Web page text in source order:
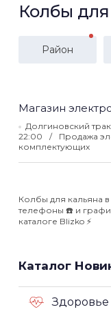
Колбы
Район
Магазин
Долгиновский
22:00
Продажа
комплектующих
Колбы для кальяна в
телефоны ☎️ и
каталоге Blizko ⚡️
Каталог
Здоровье